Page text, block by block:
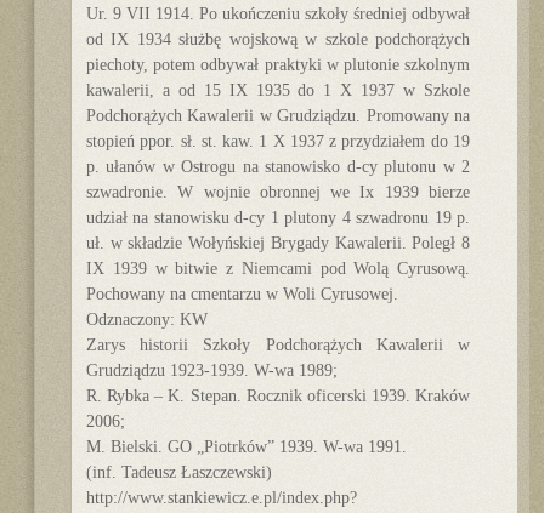
Ur. 9 VII 1914. Po ukończeniu szkoły średniej odbywał
od IX 1934 służbę wojskową w szkole podchorążych
piechoty, potem odbywał praktyki w plutonie szkolnym
kawalerii, a od 15 IX 1935 do 1 X 1937 w Szkole
Podchorążych Kawalerii w Grudziądzu. Promowany na
stopień ppor. sł. st. kaw. 1 X 1937 z przydziałem do 19
p. ułanów w Ostrogu na stanowisko d-cy plutonu w 2
szwadronie. W wojnie obronnej we Ix 1939 bierze
udział na stanowisku d-cy 1 plutony 4 szwadronu 19 p.
uł. w składzie Wołyńskiej Brygady Kawalerii. Poległ 8
IX 1939 w bitwie z Niemcami pod Wolą Cyrusową.
Pochowany na cmentarzu w Woli Cyrusowej.
Odznaczony: KW
Zarys historii Szkoły Podchorążych Kawalerii w
Grudziądzu 1923-1939. W-wa 1989;
R. Rybka – K. Stepan. Rocznik oficerski 1939. Kraków
2006;
M. Bielski. GO „Piotrków” 1939. W-wa 1991.
(inf. Tadeusz Łaszczewski)
http://www.stankiewicz.e.pl/index.php?